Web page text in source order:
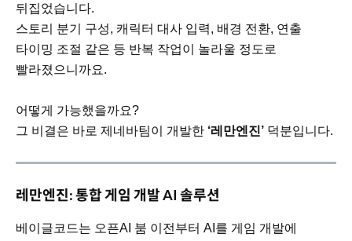
뒤집었습니다.
스토리 분기 구성, 캐릭터 대사 입력, 배경 전환, 연출
타이밍 조절 같은 등 반복 작업이 놀라울 정도로
빨라졌으니까요.
어떻게 가능했을까요?
그 비결은 바로 제네바팀이 개발한 ‘레만엔진’ 덕분입니다.
레만엔진: 통합 게임 개발 AI 솔루션
베이글코드는 오픈AI 붐 이전부터 AI를 게임 개발에